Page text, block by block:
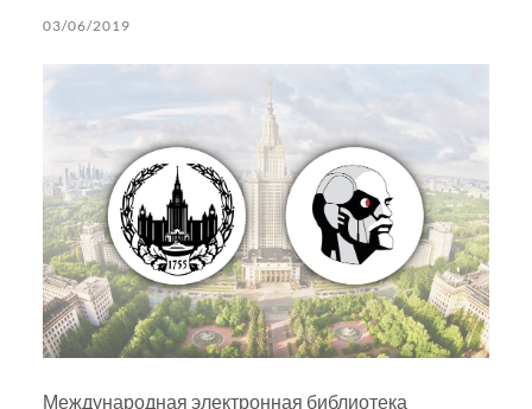
03/06/2019
Международная электронная библиотека